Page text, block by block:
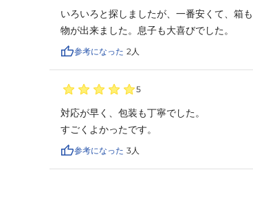
いろいろと探しましたが、一番安くて、箱
物が出来ました。息子も大喜びでした。
参考になった 2人
5
対応が早く、包装も丁寧でした。
すごくよかったです。
参考になった 3人